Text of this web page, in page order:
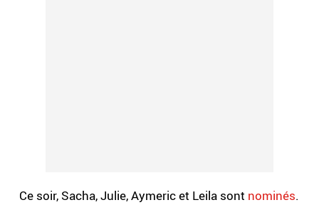
Ce soir, Sacha, Julie, Aymeric et Leila sont nominés.